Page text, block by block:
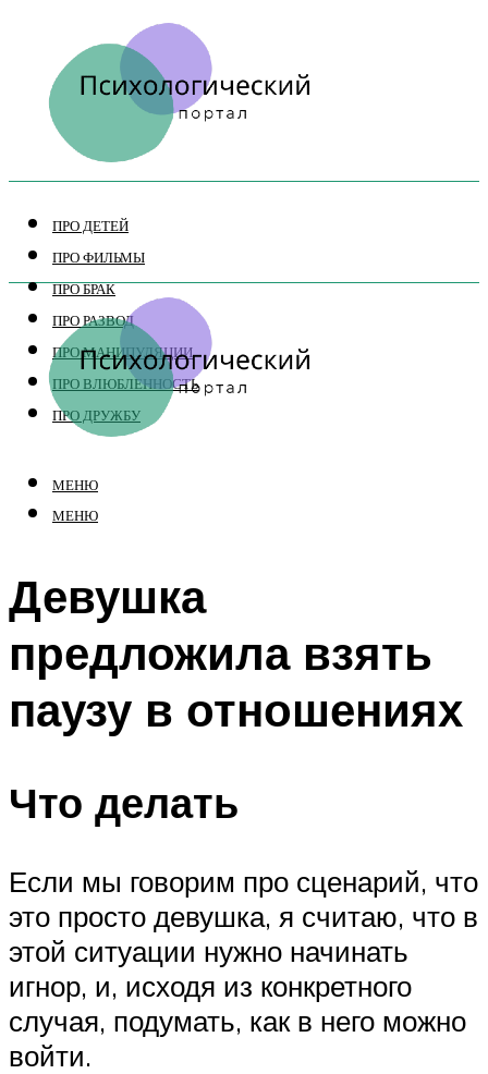
ПРО ДЕТЕЙ
ПРО ФИЛЬМЫ
ПРО БРАК
ПРО РАЗВОД
ПРО МАНИПУЛЯЦИИ
ПРО ВЛЮБЛЕННОСТЬ
ПРО ДРУЖБУ
МЕНЮ
МЕНЮ
Девушка
предложила взять
паузу в отношениях
Что делать
Если мы говорим про сценарий, что
это просто девушка, я считаю, что в
этой ситуации нужно начинать
игнор, и, исходя из конкретного
случая, подумать, как в него можно
войти.